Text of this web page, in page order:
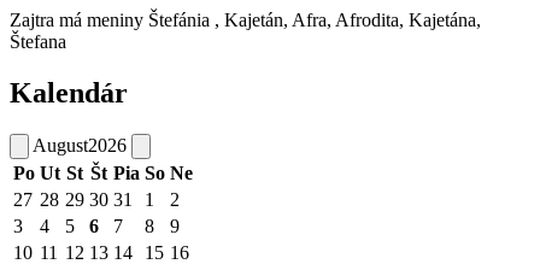
Zajtra má meniny Štefánia , Kajetán, Afra, Afrodita, Kajetána,
Štefana
Kalendár
August2026
Po Ut St Št Pia So Ne
27 28 29 30 31 1
2
3
4 5 6 7 8
9
10 11 12 13 14 15 16